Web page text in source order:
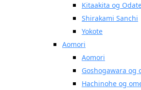
Kitaakita og
Shirakami Sanchi
Yokote
Aomori
Aomori
Goshogawara og
Hachinohe og